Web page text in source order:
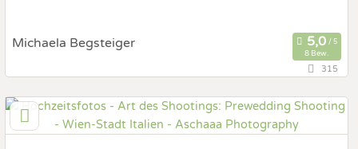
Michaela Begsteiger
8 Bew.
8200 Gleisdorf, Steiermark, Österreich
315